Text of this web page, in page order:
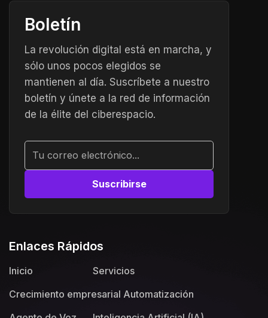
Boletín
La revolución digital está en marcha, y
sólo unos pocos elegidos se
mantienen al día. Suscríbete a nuestro
boletín y únete a la red de información
de la élite del ciberespacio.
Enlaces Rápidos
Inicio
Servicios
Crecimiento empresarial Automatización